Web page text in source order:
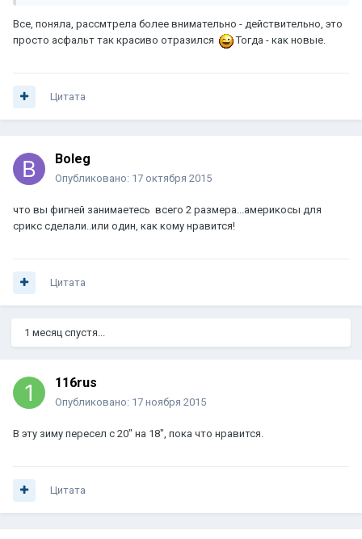
Все, поняла, рассмтрела более внимательно - действительно, это
просто асфальт так красиво отразился
Тогда - как новые.
Цитата
Boleg
Опубликовано: 17 октября 2015
что вы фигней занимаетесь всего 2 размера...америкосы для
срикс сделали..или один, как кому нравится!
Цитата
1 месяц спустя...
116rus
Опубликовано: 17 ноября 2015
В эту зиму пересел с 20" на 18", пока что нравится.
Цитата